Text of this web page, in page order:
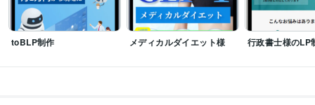
Web制作・HP作成・EC構築 HP:LPの作成
恋愛 仕事 ナイト サービス 飲食
デザイン制作 画像作成
ナイト 飲食 美容
toBLP制作 メディカルダイエット様 行政書士様のLP